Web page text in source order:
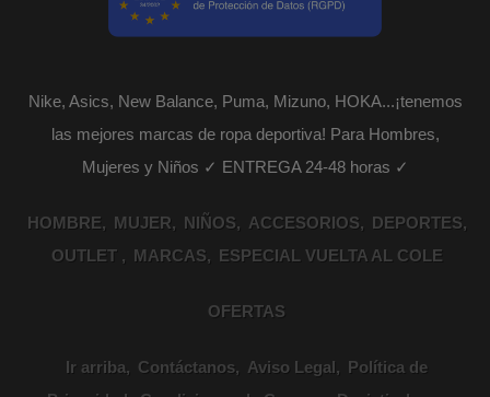
Nike, Asics, New Balance, Puma, Mizuno, HOKA...¡tenemos
las mejores marcas de ropa deportiva! Para Hombres,
Mujeres y Niños ✓ ENTREGA 24-48 horas ✓
HOMBRE MUJER NIÑOS ACCESORIOS
DEPORTES
OUTLET
MARCAS ESPECIAL VUELTA AL COLE
OFERTAS
Ir arriba Contáctanos Aviso Legal
Política de